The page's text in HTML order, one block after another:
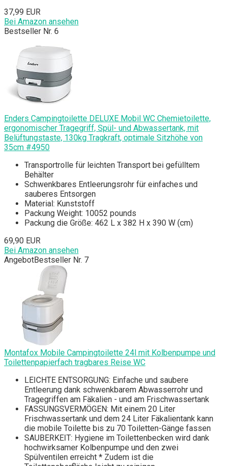
37,99 EUR
Bei Amazon ansehen
Bestseller Nr. 6
Enders Campingtoilette DELUXE Mobil WC Chemietoilette,
ergonomischer Tragegriff, Spül- und Abwassertank, mit
Belüftungstaste, 130kg Tragkraft, optimale Sitzhöhe von
35cm #4950
Transportrolle für leichten Transport bei gefülltem
Behälter
Schwenkbares Entleerungsrohr für einfaches und
sauberes Entsorgen
Material: Kunststoff
Packung Weight: 10052 pounds
Packung die Größe: 462 L x 382 H x 390 W (cm)
69,90 EUR
Bei Amazon ansehen
AngebotBestseller Nr. 7
Montafox Mobile Campingtoilette 24l mit Kolbenpumpe und
Toilettenpapierfach tragbares Reise WC
LEICHTE ENTSORGUNG: Einfache und saubere
Entleerung dank schwenkbarem Abwasserrohr und
Tragegriffen am Fäkalien - und am Frischwassertank
FASSUNGSVERMÖGEN: Mit einem 20 Liter
Frischwassertank und dem 24 Liter Fäkalientank kann
die mobile Toilette bis zu 70 Toiletten-Gänge fassen
SAUBERKEIT: Hygiene im Toilettenbecken wird dank
hochwirksamer Kolbenpumpe und den zwei
Spülventilen erreicht * Zudem ist die